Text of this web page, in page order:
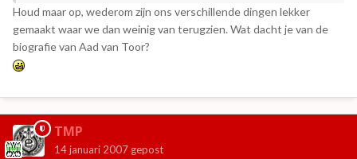
Houd maar op, wederom zijn ons verschillende dingen lekker
gemaakt waar we dan weinig van terugzien. Wat dacht je van de
biografie van Aad van Toor?
TMP
14 januari 2007 gepost